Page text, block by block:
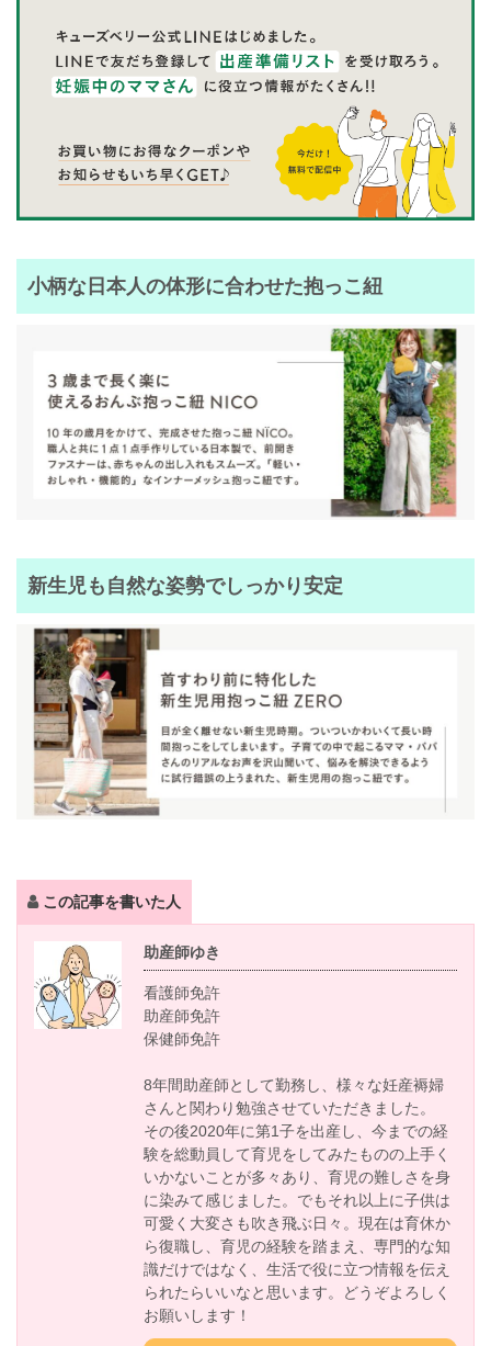
小柄な日本人の体形に合わせた抱っこ紐
新生児も自然な姿勢でしっかり安定
この記事を書いた人
助産師ゆき
看護師免許
助産師免許
保健師免許
8年間助産師として勤務し、様々な妊産褥婦
さんと関わり勉強させていただきました。
その後2020年に第1子を出産し、今までの経
験を総動員して育児をしてみたものの上手く
いかないことが多々あり、育児の難しさを身
に染みて感じました。でもそれ以上に子供は
可愛く大変さも吹き飛ぶ日々。現在は育休か
ら復職し、育児の経験を踏まえ、専門的な知
識だけではなく、生活で役に立つ情報を伝え
られたらいいなと思います。どうぞよろしく
お願いします！